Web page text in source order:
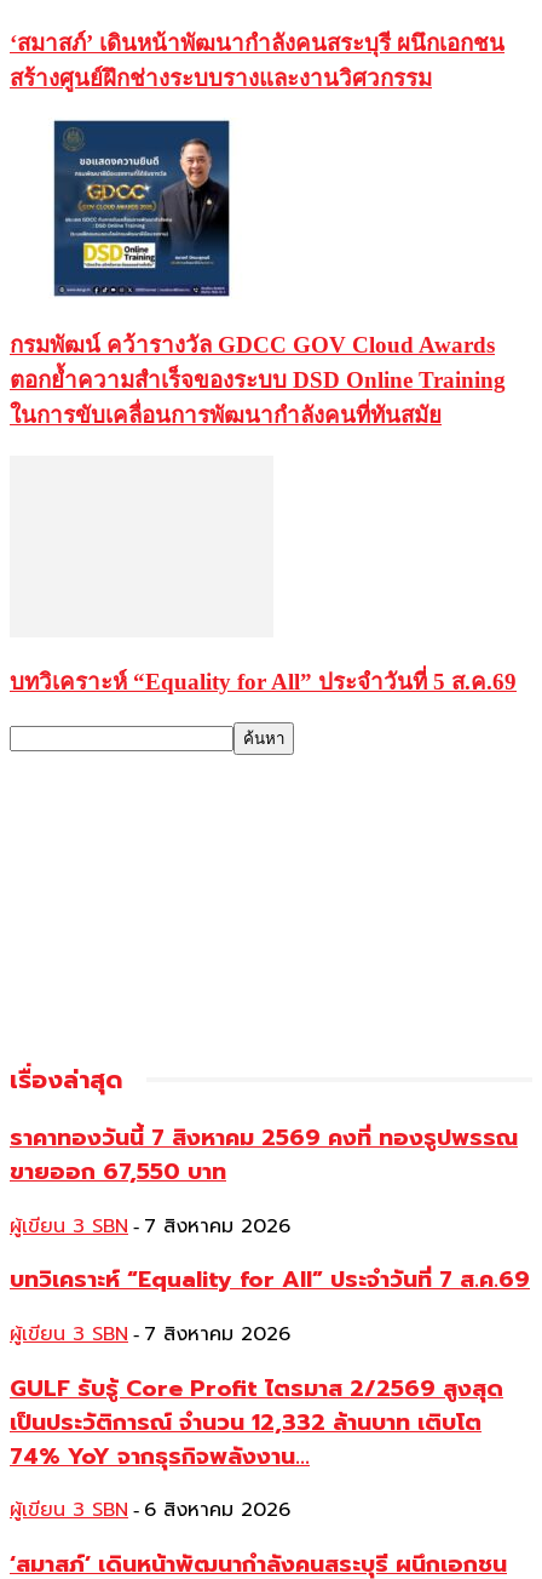
‘สมาสภ์’ เดินหน้าพัฒนากำลังคนสระบุรี ผนึกเอกชน
สร้างศูนย์ฝึกช่างระบบรางและงานวิศวกรรม
กรมพัฒน์ คว้ารางวัล GDCC GOV Cloud Awards
ตอกย้ำความสำเร็จของระบบ DSD Online Training
ในการขับเคลื่อนการพัฒนากำลังคนที่ทันสมัย
บทวิเคราะห์ “Equality for All” ประจำวันที่ 5 ส.ค.69
เรื่องล่าสุด
ราคาทองวันนี้ 7 สิงหาคม 2569 คงที่ ทองรูปพรรณ
ขายออก 67,550 บาท
ผู้เขียน 3 SBN - 7 สิงหาคม 2026
บทวิเคราะห์ “Equality for All” ประจำวันที่ 7 ส.ค.69
ผู้เขียน 3 SBN - 7 สิงหาคม 2026
GULF รับรู้ Core Profit ไตรมาส 2/2569 สูงสุด
เป็นประวัติการณ์ จำนวน 12,332 ล้านบาท เติบโต
74% YoY จากธุรกิจพลังงาน...
ผู้เขียน 3 SBN - 6 สิงหาคม 2026
‘สมาสภ์’ เดินหน้าพัฒนากำลังคนสระบุรี ผนึกเอกชน